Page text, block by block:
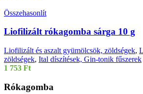
Összehasonlít
Liofilizált rókagomba sárga 10 g
Liofilizált és aszalt gyümölcsök, zöldségek,
zöldségek, Ital díszítések, Gin-tonik fűszerek
1 753 Ft
Rókagomba